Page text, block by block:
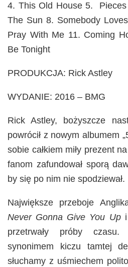
4. This Old House 5.
The Sun 8. Somebody
Pray With Me 11. Coming
Be Tonight
PRODUKCJA: Rick Astley
WYDANIE: 2016 – BMG
Rick Astley, bożyszcze
powrócił z nowym albumem
sobie całkiem miły prezent
fanom zafundował sporą
by się po nim nie spodziewał.
Największe przeboje
Never Gonna Give You Upi
przetrwały próby
synonimem kiczu tamtej
słuchamy z uśmiechem